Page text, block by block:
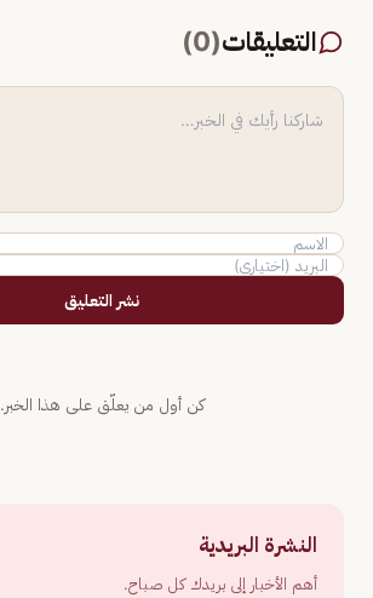
التعليقات(
0
)
نشر التعليق
كن أول من يعلّق على هذا الخبر.
النشرة البريدية
أهم الأخبار إلى بريدك كل صباح.